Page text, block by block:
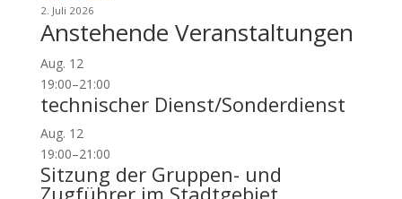
2. Juli 2026
Anstehende Veranstaltungen
Aug. 12
19:00–21:00
technischer Dienst/Sonderdienst
Aug. 12
19:00–21:00
Sitzung der Gruppen- und
Zugführer im Stadtgebiet